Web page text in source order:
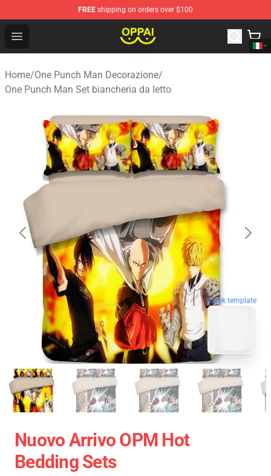
FREE shipping on orders over $100
Open menu
Oppai Store - Official Oppai Merchandise Shop
Home/One Punch Man Decorazione/
One Punch Man Set biancheria da letto
blank template
Nuovo Arrivo OPM Hot
Bedding Sets